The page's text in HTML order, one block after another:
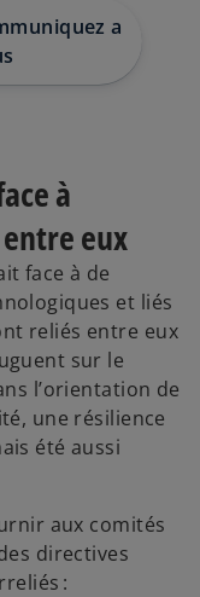
avec
à
eux
face à de
et liés
reliés entre eux
sur le
l’orientation de
une résilience
été aussi
aux comités
directives
: